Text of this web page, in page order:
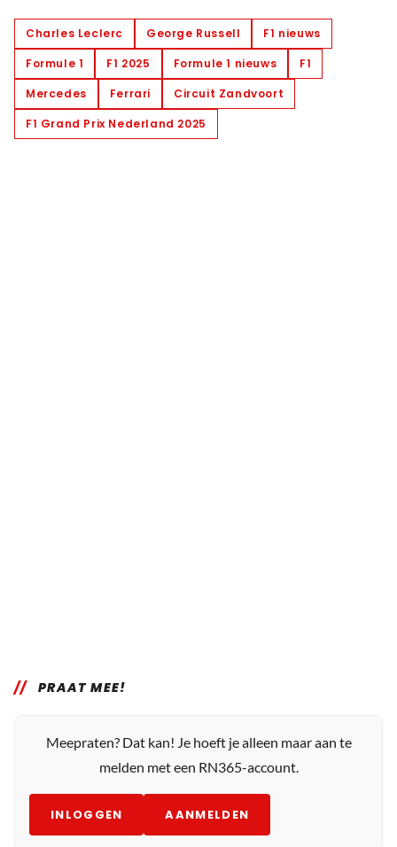
Charles Leclerc George Russell
F1 nieuws
Formule 1
F1 2025 Formule 1 nieuws
F1
Mercedes
Ferrari
Circuit Zandvoort
F1 Grand Prix Nederland 2025
PRAAT MEE!
Meepraten? Dat kan! Je hoeft je alleen maar aan te
melden met een RN365-account.
INLOGGEN AANMELDEN